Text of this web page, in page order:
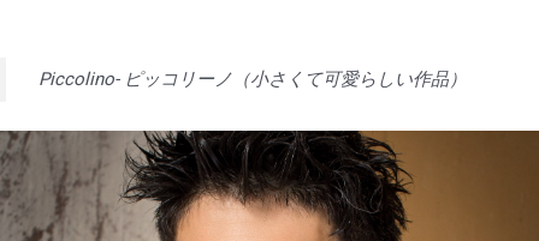
Piccolino- ピッコリーノ（小さくて可愛らしい作品）